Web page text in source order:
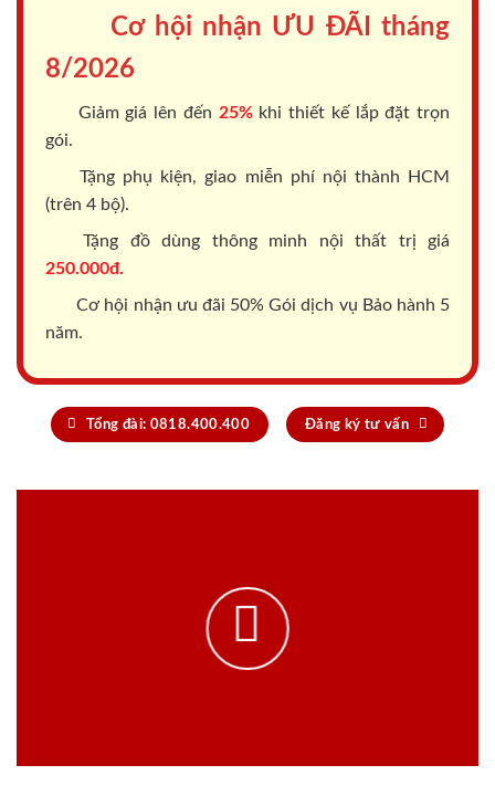
Cơ hội nhận ƯU ĐÃI tháng
8/2026
Giảm giá lên đến 25%khi thiết kế lắp đặt trọn
gói.
Tặng phụ kiện, giao miễn phí nội thành HCM
(trên 4 bộ).
Tặng đồ dùng thông minh nội thất trị giá
250.000đ.
Cơ hội nhận ưu đãi 50% Gói dịch vụ Bảo hành 5
năm.
Tổng đài: 0818.400.400 Đăng ký tư vấn